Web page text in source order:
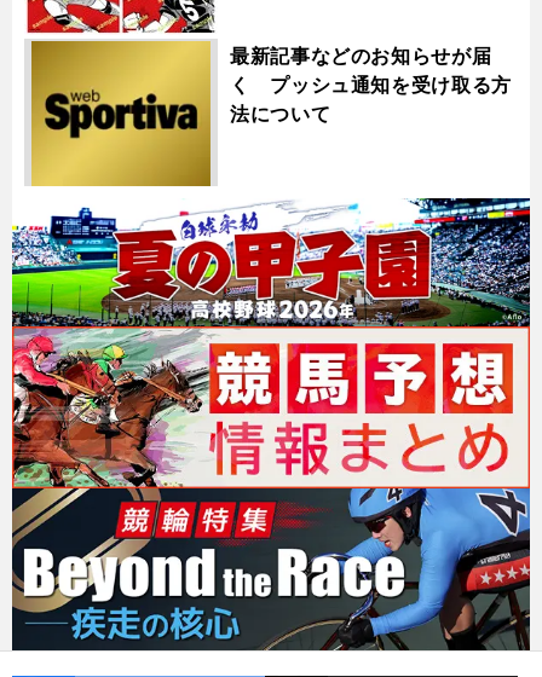
最新記事などのお知らせが届
く プッシュ通知を受け取る方
法について